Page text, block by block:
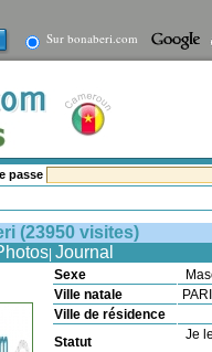
Sur bonaberi.com
passe
(23950 visites)
Journal
Sexe
Ville natale
Ville de résidence
Statut
Je